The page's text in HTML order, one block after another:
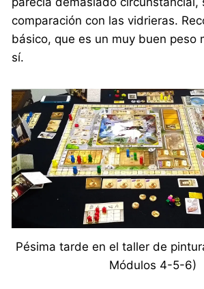
comparación con las vidrieras.
básico, que es un muy buen peso
sí.
Pésima tarde en el taller de
Módulos 4-5-6)